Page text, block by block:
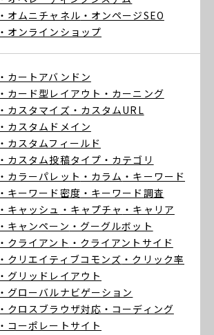
・オムニチャネル ・オンページSEO
・オンラインショップ
・カートアバンドン
・カード型レイアウト ・カーニング
・カスタマイズ ・カスタムURL
・カスタムドメイン
・カスタムフィールド
・カスタム投稿タイプ ・カテゴリ
・カラーパレット ・カラム ・キーワード
・キーワード密度 ・キーワード調査
・キャッシュ ・キャプチャ ・キャリア
・キャンペーン ・グーグルボット
・クライアント ・クライアントサイド
・クリエイティブコモンズ ・クリック率
・グリッドレイアウト
・グローバルナビゲーション
・クロスブラウザ対応 ・コーディング
・コーポレートサイト